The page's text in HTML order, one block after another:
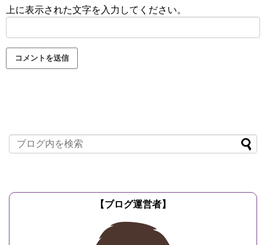
上に表示された文字を入力してください。
【ブログ運営者】